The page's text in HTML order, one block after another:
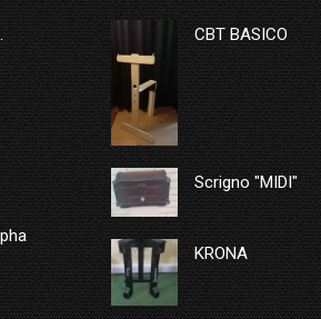
CBT BASICO
Scrigno "MIDI"
KRONA